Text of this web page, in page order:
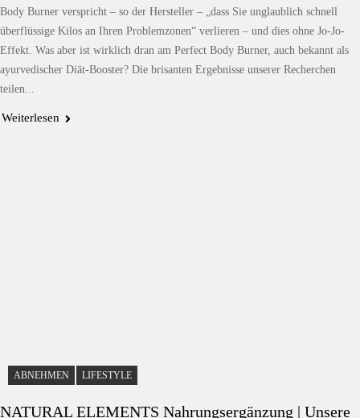
Body Burner verspricht – so der Hersteller – „dass Sie unglaublich schnell
überflüssige Kilos an Ihren Problemzonen“ verlieren – und dies ohne Jo-Jo-
Effekt. Was aber ist wirklich dran am Perfect Body Burner, auch bekannt als
ayurvedischer Diät-Booster? Die brisanten Ergebnisse unserer Recherchen
teilen...
Weiterlesen
ABNEHMEN LIFESTYLE
NATURAL ELEMENTS Nahrungsergänzung | Unsere